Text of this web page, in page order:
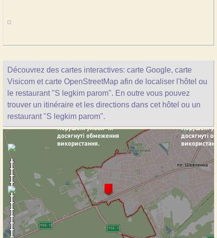
Découvrez des cartes interactives: carte Google, carte
Visicom et carte OpenStreetMap afin de localiser l'hôtel ou
le restaurant "S legkim parom". En outre vous pouvez
trouver un itinéraire et les directions dans cet hôtel ou un
restaurant "S legkim parom".